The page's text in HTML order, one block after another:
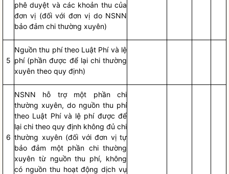
phê duyệt và các khoản thu của
đơn vị (đối với đơn vị do NSNN
bảo đảm chi thường xuyên)
5
Nguồn thu phí theo Luật Phí và lệ
phí (phần được để lại chi thường
xuyên theo quy định)
6
NSNN hỗ trợ một phần chi
thường xuyên, do nguồn thu phí
theo Luật Phí và lệ phí đượcđể
lại chi theo quy định không đủ chi
thường xuyên (đối với đơn vị tự
bảo đảm một phần chi thường
xuyên từ nguồn thu phí, không
có nguồn thu hoạt độngdịch vụ